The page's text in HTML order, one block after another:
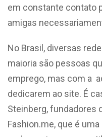
em constante contato
amigas
No Brasil, diversas
maioria são pessoas
emprego, mas com a
dedicarem ao site. É
Steinberg, fundadores
Fashion.me, que é